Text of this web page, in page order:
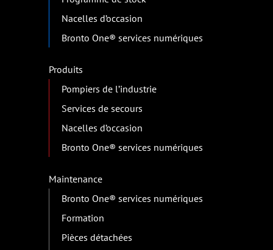
Nacelles d’occasion
Bronto One® services numériques
Produits
Pompiers de l’industrie
Services de secours
Nacelles d’occasion
Bronto One® services numériques
Maintenance
Bronto One® services numériques
Formation
Pièces détachées